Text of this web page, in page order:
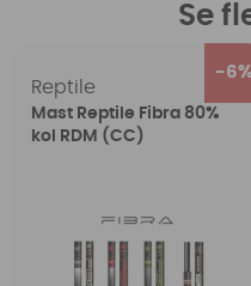
Se
Reptile
Mast Reptile Fibra 80%
kol RDM (CC)
6